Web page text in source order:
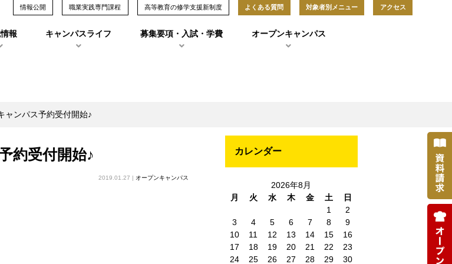
情報公開 職業実践専門課程 高等教育の修学支援新制度 よくある質問 対象者別メニュー アクセス
報 キャンパスライフ 募集要項・入試・学費 オープンキャンパス
ンパス予約受付開始♪
約受付開始♪
2019.01.27 |オープンキャンパス
カレンダー
2026年8月
月
火 水 木 金 土
日
1
2
3
4 5 6 7 8
9
10
11 12 13 14 15
16
17
18 19 20 21 22
23
24
25 26 27 28 29
30